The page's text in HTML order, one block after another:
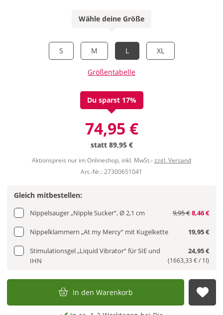
Wähle deine Größe
S M L XL
Größentabelle
Du sparst 17%
74,95 €
statt 89,95 €
Aktionspreis nur im Onlineshop, inkl. MwSt.-zzgl. Versand
Art.-Nr.: 27300651041
Gleich mitbestellen:
Nippelsauger „Nipple Sucker“, Ø 2,1 cm 9,95 €8,46 €
Nippelklammern „At my Mercy“ mit Kugelkette 19,95 €
Stimulationsgel „Liquid Vibrator“ für SIE und
IHN
24,95 €
(1663,33 € / 1l)
In den Warenkorb